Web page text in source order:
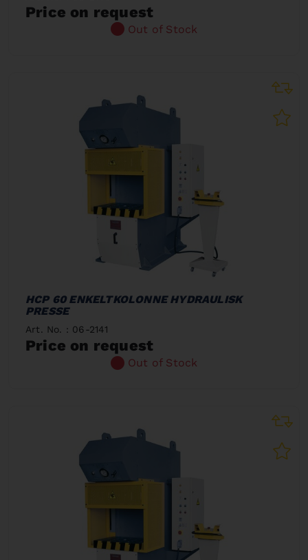
Price on request
Out of Stock
HCP 60 ENKELTKOLONNE HYDRAULISK
PRESSE
Art. No. : 06-2141
Price on request
Out of Stock